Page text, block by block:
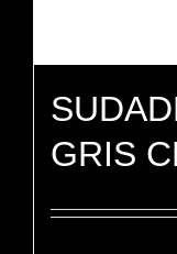
GRIS